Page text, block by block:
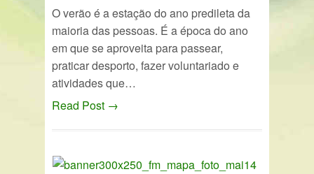
O verão é a estação do ano predileta da
maioria das pessoas. É a época do ano
em que se aproveita para passear,
praticar desporto, fazer voluntariado e
atividades que…
Read Post →